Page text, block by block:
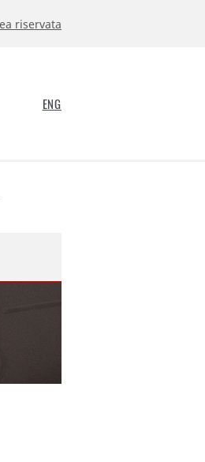
riservata
ENG